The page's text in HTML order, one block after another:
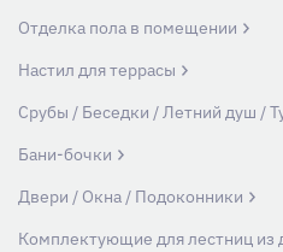
Отделка пола в помещении
Настил для террасы
Срубы / Беседки / Летний душ /
Бани-бочки
Двери / Окна / Подоконники
Комплектующие для лестниц из